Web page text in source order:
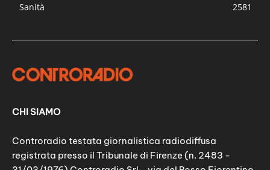
Sanità
2581
CHI SIAMO
Controradio testata giornalistica radiodiffusa
registrata presso il Tribunale di Firenze (n. 2483 -